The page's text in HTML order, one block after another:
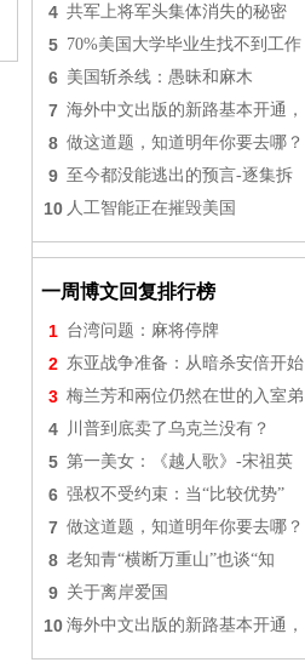
4 共军上将军头集体消失的秘密
5 70%美国大学毕业生找不到工作
6 美国斩杀线：愚昧和麻木
7 海外中文出版的新路基本开通，
8 做这道题，知道明年你要去哪？
9 至今都没能逃出的预言-逐集拆
10 人工智能正在摧毁美国
一周博文回复排行榜
1 台湾问题：麻将停牌
2 东亚战争准备：从暗杀安倍开始
3 梅兰芳和兩位仍然在世的入室弟
4 川普到底卖了乌克兰没有？
5 第一美女：《越人歌》-宋祖英
6 强权不受约束：当“比较优势”
7 做这道题，知道明年你要去哪？
8 老知青“横断万重山”也谈“知
9 关于离岸爱国
10 海外中文出版的新路基本开通，